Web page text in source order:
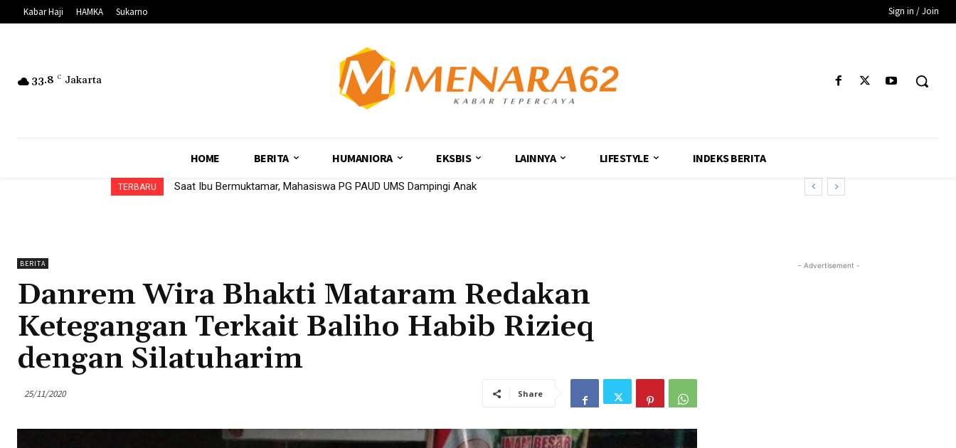
Kabar Haji HAMKA Sukarno Sign in / Join
33.8 C Jakarta
HOME BERITA HUMANIORA EKSBIS LAINNYA LIFESTYLE INDEKS BERITA
TERBARU Saat Ibu Bermuktamar, Mahasiswa PG PAUD UMS Dampingi Anak
BERITA
Danrem Wira Bhakti Mataram Redakan
Ketegangan Terkait Baliho Habib Rizieq
dengan Silatuharim
25/11/2020 Share
- Advertisement -